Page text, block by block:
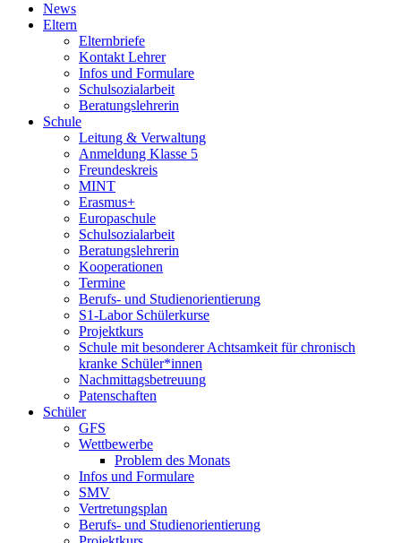
News
Eltern
Elternbriefe
Kontakt Lehrer
Infos und Formulare
Schulsozialarbeit
Beratungslehrerin
Schule
Leitung & Verwaltung
Anmeldung Klasse 5
Freundeskreis
MINT
Erasmus+
Europaschule
Schulsozialarbeit
Beratungslehrerin
Kooperationen
Termine
Berufs- und Studienorientierung
S1-Labor Schülerkurse
Projektkurs
Schule mit besonderer Achtsamkeit für chronisch
kranke Schüler*innen
Nachmittagsbetreuung
Patenschaften
Schüler
GFS
Wettbewerbe
Problem des Monats
Infos und Formulare
SMV
Vertretungsplan
Berufs- und Studienorientierung